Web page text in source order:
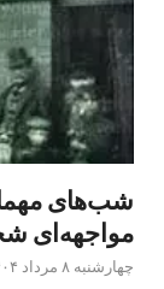
شب‌های
مواجهه‌ای
چهارشنبه ۸ مرداد ۱۴۰۴